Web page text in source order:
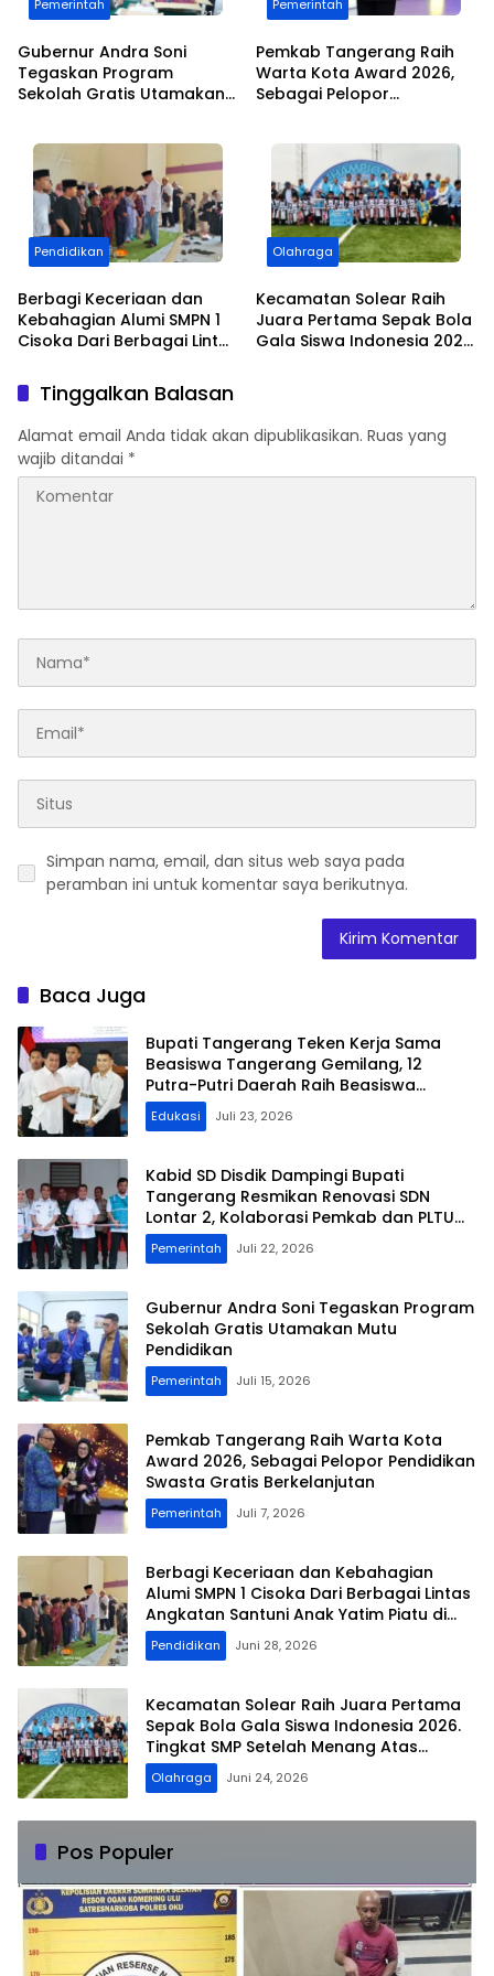
Pemerintah
Gubernur Andra Soni
Tegaskan Program
Sekolah Gratis Utamakan
Pemerintah
Pemkab Tangerang Raih
Warta Kota Award 2026,
Sebagai Pelopor
Pendidikan
Berbagi Keceriaan dan
Kebahagian Alumi SMPN 1
Cisoka Dari Berbagai Lintas
Yatim Piatu di Momen 10
Muharram 1448 H
Olahraga
Kecamatan Solear Raih
Juara Pertama Sepak Bola
Gala Siswa Indonesia 2026.
Tinggalkan Balasan
Alamat email Anda tidak akan dipublikasikan. Ruas yang
wajib ditandai *
Simpan nama, email, dan situs web saya pada
peramban ini untuk komentar saya berikutnya.
Baca Juga
Bupati Tangerang Teken Kerja Sama
Beasiswa Tangerang Gemilang, 12
Putra-Putri Daerah Raih Beasiswa
Pendidikan Transportasi
Edukasi Juli 23, 2026
Kabid SD Disdik Dampingi Bupati
Tangerang Resmikan Renovasi SDN
Lontar 2, Kolaborasi Pemkab dan PLTU
Lontar
Pemerintah Juli 22, 2026
Gubernur Andra Soni Tegaskan Program
Sekolah Gratis Utamakan Mutu
Pendidikan
Pemerintah Juli 15, 2026
Pemkab Tangerang Raih Warta Kota
Award 2026, Sebagai Pelopor Pendidikan
Swasta Gratis Berkelanjutan
Pemerintah Juli 7, 2026
Berbagi Keceriaan dan Kebahagian
Alumi SMPN 1 Cisoka Dari Berbagai Lintas
Angkatan Santuni Anak Yatim Piatu di
Momen 10 Muharram 1448 H
Pendidikan Juni 28, 2026
Kecamatan Solear Raih Juara Pertama
Sepak Bola Gala Siswa Indonesia 2026.
Tingkat SMP Setelah Menang Atas
Kecamatan Panongan
Olahraga Juni 24, 2026
Pos Populer